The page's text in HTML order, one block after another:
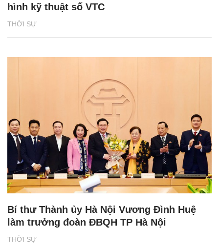
THỜI SỰ
hình kỹ thuật số VTC
THỜI SỰ
Bí thư Thành ủy Hà Nội Vương Đình Huệ
làm trưởng đoàn ĐBQH TP Hà Nội